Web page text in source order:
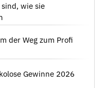
wie sie
der Weg zum Profi
Gewinne 2026